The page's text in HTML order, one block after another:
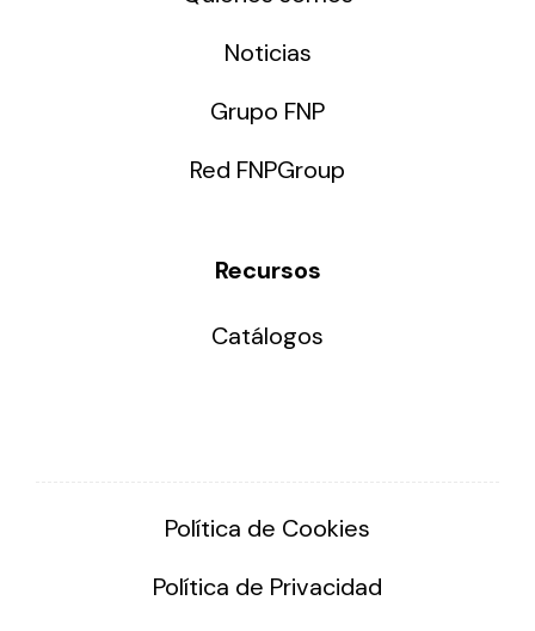
Noticias
Grupo FNP
Red FNPGroup
Recursos
Catálogos
Política de Cookies
Política de Privacidad